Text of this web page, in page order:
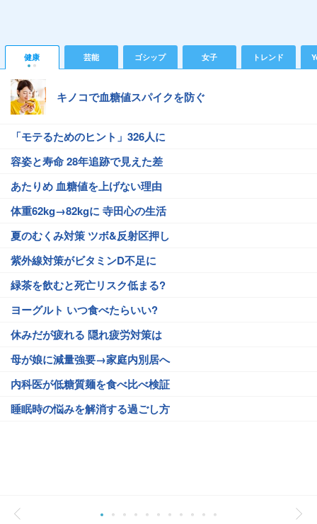
健康 芸能 ゴシップ 女子 トレンド
キノコで血糖値スパイクを防ぐ
「モテるためのヒント」326人に
容姿と寿命 28年追跡で見えた差
あたりめ 血糖値を上げない理由
体重62kg→82kgに 寺田心の生活
夏のむくみ対策 ツボ&反射区押し
紫外線対策がビタミンD不足に
緑茶を飲むと死亡リスク低まる?
ヨーグルト いつ食べたらいい?
休みだが疲れる 隠れ疲労対策は
母が娘に減量強要→家庭内別居へ
内科医が低糖質麺を食べ比べ検証
睡眠時の悩みを解消する過ごし方